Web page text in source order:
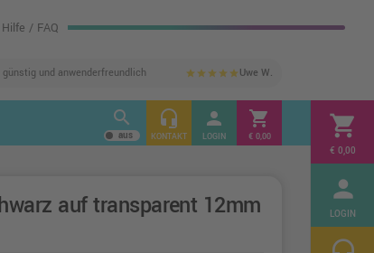
Hilfe / FAQ
und anwenderfreundlich star star star star star Uwe W.
shopping_cart
€ 0,00
person
LOGIN
search headset_mic
KONTAKT
person
LOGIN
shopping_cart
€ 0,00
auf transparent 12mm